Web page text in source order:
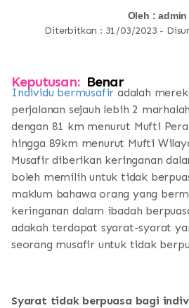
Oleh : admin
Diterbitkan : 31/03/2023 -
Keputusan: Benar
Individu bermusafir adalah
perjalanan sejauh lebih 2
dengan 81 km menurut Mufti
hingga 89km menurut Mufti
Musafir diberikan keringanan
boleh memilih untuk tidak
maklum bahawa orang yang
keringanan dalam ibadah
adakah terdapat syarat-syarat
seorang musafir untuk tidak
Syarat tidak berpuasa bagi